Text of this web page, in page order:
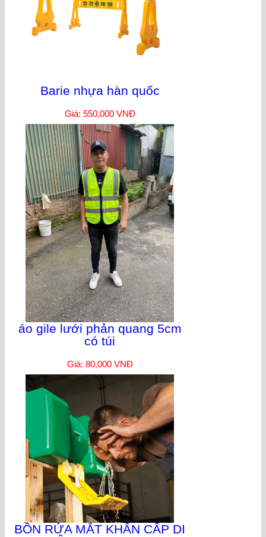
Barie nhựa hàn quốc
Giá: 550,000 VNĐ
áo gile lưới phản quang 5cm
có túi
Giá: 80,000 VNĐ
BỒN RỬA MẮT KHẨN CẤP DI